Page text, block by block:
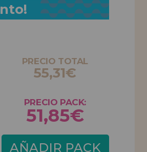
PRECIO TOTAL
55,31€
PRECIO PACK:
51,85€
AÑADIR PACK